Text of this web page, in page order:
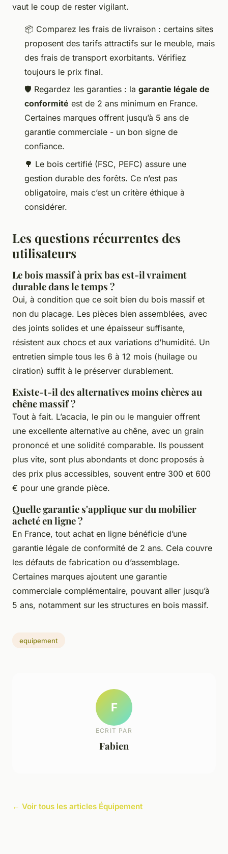
vaut le coup de rester vigilant.
📦 Comparez les frais de livraison : certains sites
proposent des tarifs attractifs sur le meuble, mais
des frais de transport exorbitants. Vérifiez
toujours le prix final.
🛡️ Regardez les garanties : la garantie légale de
conformité est de 2 ans minimum en France.
Certaines marques offrent jusqu’à 5 ans de
garantie commerciale - un bon signe de
confiance.
🌳 Le bois certifié (FSC, PEFC) assure une
gestion durable des forêts. Ce n’est pas
obligatoire, mais c’est un critère éthique à
considérer.
Les questions récurrentes des
utilisateurs
Le bois massif à prix bas est-il vraiment
durable dans le temps ?
Oui, à condition que ce soit bien du bois massif et
non du placage. Les pièces bien assemblées, avec
des joints solides et une épaisseur suffisante,
résistent aux chocs et aux variations d’humidité. Un
entretien simple tous les 6 à 12 mois (huilage ou
ciration) suffit à le préserver durablement.
Existe-t-il des alternatives moins chères au
chêne massif ?
Tout à fait. L’acacia, le pin ou le manguier offrent
une excellente alternative au chêne, avec un grain
prononcé et une solidité comparable. Ils poussent
plus vite, sont plus abondants et donc proposés à
des prix plus accessibles, souvent entre 300 et 600
€ pour une grande pièce.
Quelle garantie s'applique sur du mobilier
acheté en ligne ?
En France, tout achat en ligne bénéficie d’une
garantie légale de conformité de 2 ans. Cela couvre
les défauts de fabrication ou d’assemblage.
Certaines marques ajoutent une garantie
commerciale complémentaire, pouvant aller jusqu’à
5 ans, notamment sur les structures en bois massif.
equipement
F
ECRIT PAR
Fabien
← Voir tous les articles Équipement